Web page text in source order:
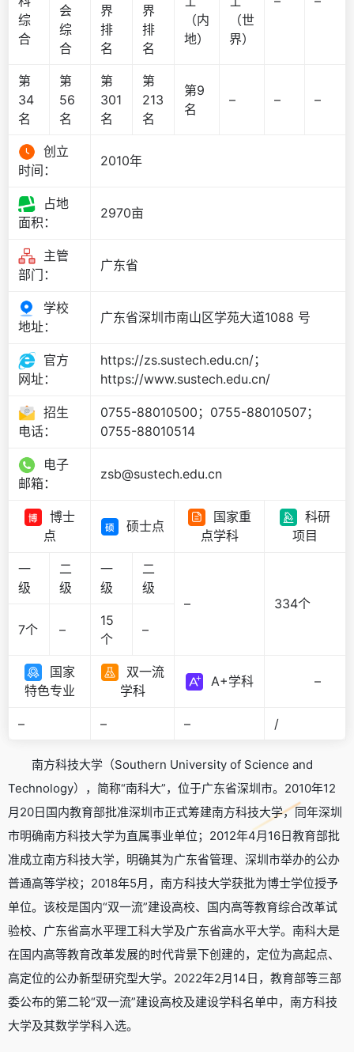
综
合
会
综
合
界
排
名
界
排
名
（内
地）
（世
界）
第
34
名
第
56
名
第
301
名
第
213
名
第9
名
– – –
创立
时间：
2010年
占地
面积：
2970亩
主管
部门：
广东省
学校
地址：
广东省深圳市南山区学苑大道1088 号
官方
网址：
https://zs.sustech.edu.cn/；
https://www.sustech.edu.cn/
招生
电话：
0755-88010500；0755-88010507；
0755-88010514
电子
邮箱：
zsb@sustech.edu.cn
博士
点
硕士点
国家重
点学科
科研
项目
一
级
二
级
一
级
二
级
–
334个
7个
–
15
个
–
国家
特色专业
双一流
学科
A+学科 –
– – – /
南方科技大学（Southern University of Science and
Technology），简称“南科大”，位于广东省深圳市。2010年12
月20日国内教育部批准深圳市正式筹建南方科技大学，同年深圳
市明确南方科技大学为直属事业单位；2012年4月16日教育部批
准成立南方科技大学，明确其为广东省管理、深圳市举办的公办
普通高等学校；2018年5月，南方科技大学获批为博士学位授予
单位。该校是国内“双一流”建设高校、国内高等教育综合改革试
验校、广东省高水平理工科大学及广东省高水平大学。南科大是
在国内高等教育改革发展的时代背景下创建的，定位为高起点、
高定位的公办新型研究型大学。2022年2月14日，教育部等三部
委公布的第二轮“双一流”建设高校及建设学科名单中，南方科技
大学及其数学学科入选。